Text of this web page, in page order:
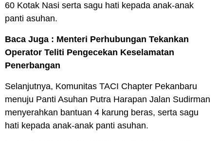
60 Kotak Nasi serta sagu hati kepada anak-anak
panti asuhan.
Baca Juga : Menteri Perhubungan Tekankan
Operator Teliti Pengecekan Keselamatan
Penerbangan
Selanjutnya, Komunitas TACI Chapter Pekanbaru
menuju Panti Asuhan Putra Harapan Jalan Sudirman
menyerahkan bantuan 4 karung beras, serta sagu
hati kepada anak-anak panti asuhan.